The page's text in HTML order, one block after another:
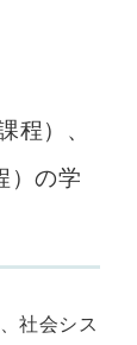
）、
）の学
社会シス